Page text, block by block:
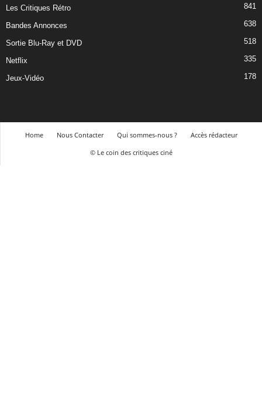
Les Critiques Rétro 841
Bandes Annonces 638
Sortie Blu-Ray et DVD 518
Netflix 335
Jeux-Vidéo 178
Home Nous Contacter Qui sommes-nous ?
Accès rédacteur
© Le coin des critiques ciné